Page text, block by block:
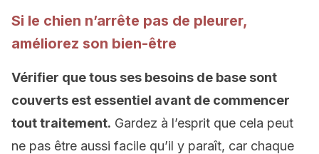
Si le chien n’arrête pas de pleurer,
améliorez son bien-être
Vérifier que tous ses besoins de base sont
couverts est essentiel avant de commencer
tout traitement. Gardez à l’esprit que cela peut
ne pas être aussi facile qu’il y paraît, car chaque